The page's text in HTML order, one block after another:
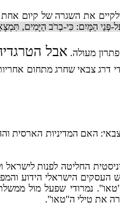
את השגרה של קיום
פְּנֵי הַמָּיִם: כִּי-בְרֹב הַיָּמִים,
מעולה. אבל
דרג צבאי שחרג מתחום
המדיניות הארסית
החליטה לפנות
העסקים הישראלי הידוע
''טאו''. נמרודי שפעל מול
את טילי ה''טאו''.